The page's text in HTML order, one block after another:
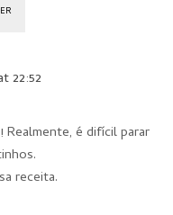
22:52
Realmente, é difícil parar
receita.